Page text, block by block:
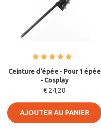
Ceinture d'épée - Pour 1 épée
- Cosplay
€ 24,20
AJOUTER AU PANIER